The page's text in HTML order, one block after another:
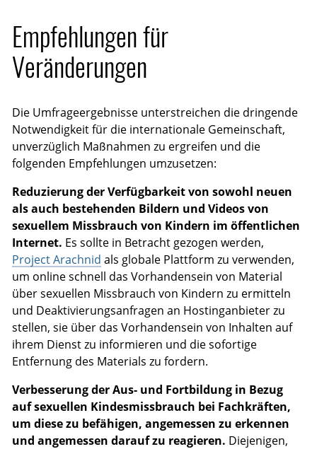
Empfehlungen für
Veränderungen
Die Umfrageergebnisse unterstreichen die dringende
Notwendigkeit für die internationale Gemeinschaft,
unverzüglich Maßnahmen zu ergreifen und die
folgenden Empfehlungen umzusetzen:
Reduzierung der Verfügbarkeit von sowohl neuen
als auch bestehenden Bildern und Videos von
sexuellem Missbrauch von Kindern im öffentlichen
Internet. Es sollte in Betracht gezogen werden,
Project Arachnid als globale Plattform zu verwenden,
um online schnell das Vorhandensein von Material
über sexuellen Missbrauch von Kindern zu ermitteln
und Deaktivierungsanfragen an Hostinganbieter zu
stellen, sie über das Vorhandensein von Inhalten auf
ihrem Dienst zu informieren und die sofortige
Entfernung des Materials zu fordern.
Verbesserung der Aus- und Fortbildung in Bezug
auf sexuellen Kindesmissbrauch bei Fachkräften,
um diese zu befähigen, angemessen zu erkennen
und angemessen darauf zu reagieren. Diejenigen,